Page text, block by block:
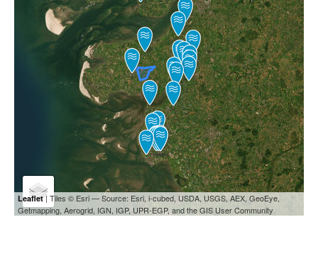
Leaflet| Tiles © Esri — Source: Esri, i-cubed, USDA, USGS, AEX, GeoEye,
Getmapping, Aerogrid, IGN, IGP, UPR-EGP, and the GIS User Community